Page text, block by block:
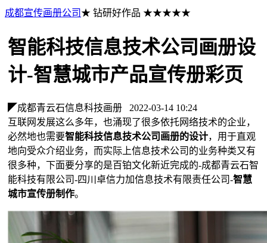
成都宣传画册公司 ★ 钻研好作品 ★★★★★
智能科技信息技术公司画册设
计-智慧城市产品宣传册彩页
◤成都青云石信息科技画册
2022-03-14 10:24
互联网发展这么多年，也涌现了很多依托网络技术的企业，
必然地也需要智能科技信息技术公司画册的设计，用于直观
地向受众介绍业务，而实际上信息技术公司的业务种类又有
很多种，下面要分享的是百铂文化新近完成的-成都青云石智
能科技有限公司-四川卓信力加信息技术有限责任公司-智慧
城市宣传册制作。